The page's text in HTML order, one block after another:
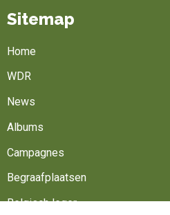
Sitemap
Home
WDR
News
Albums
Campagnes
Begraafplaatsen
Belgisch leger